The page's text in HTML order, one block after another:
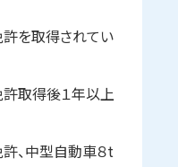
を取得されてい
取得後１年以上
、中型自動車８t